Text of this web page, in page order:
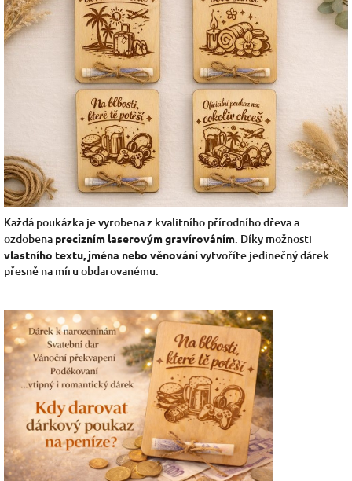
Každá poukázka je vyrobena z kvalitního přírodního dřeva a
ozdobena precizním laserovým gravírováním . Díky možnosti
vlastního textu, jména nebo věnovánívytvoříte jedinečný dárek
přesně na míru obdarovanému.